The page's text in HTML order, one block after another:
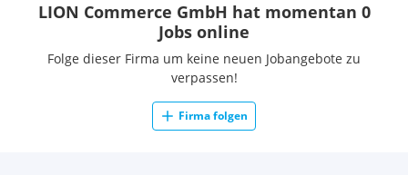
LION Commerce GmbH hat momentan 0
Jobs online
Folge dieser Firma um keine neuen Jobangebote zu
verpassen!
Firma folgen